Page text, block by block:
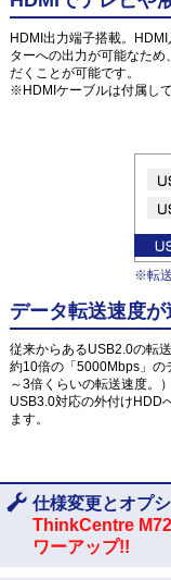
HDMI出力端子搭載。
ターへの出力が可能なた
だくことが可能です。
※HDMIケーブルは付属し
※転
データ転送速度
従来からあるUSB2.0の転
約10倍の「5000Mbps」の
～3倍くらいの転送速度。）
USB3.0対応の外付けHDD
ます。
仕様変更とオプ
ThinkCentre
ワーアップ!!